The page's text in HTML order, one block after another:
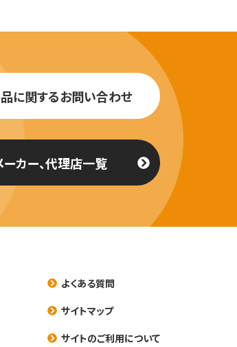
に関するお問い合わせ
ーカー、代理店一覧
よくある質問
サイトマップ
サイトのご利用について